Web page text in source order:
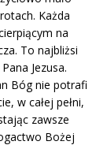
Każda
na
To najbliżsi
Jezusa.
Bóg nie potrafi
w całej pełni,
zawsze
Bożej